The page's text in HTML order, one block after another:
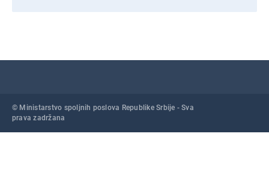
© Ministarstvo spoljnih poslova Republike Srbije - Sva
prava zadržana